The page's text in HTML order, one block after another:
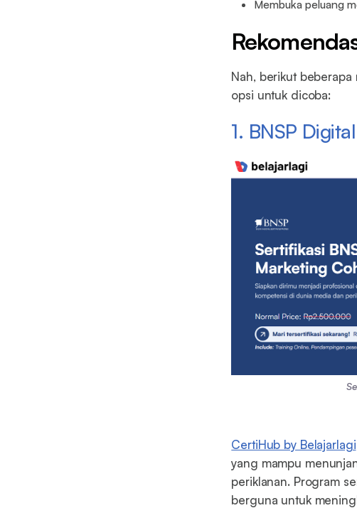
Membuka peluang
Nah, berikut
opsi untuk dicoba:
1. BNSP
CertiHub by Belajarlagi
yang mampu
periklanan. Program
berguna untuk